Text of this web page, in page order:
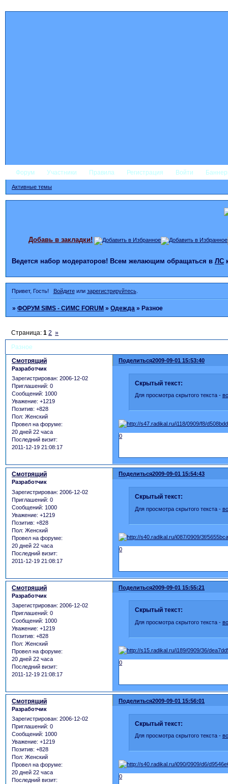
Форум Участники Правила Регистрация Войти
Активные темы
Добавь в закладки!
Ведется набор модераторов! Всем желающим обращаться в ЛС
Привет, Гость! Войдитеили зарегистрируйтесь.
»ФОРУМ SIMS - СИМС FORUM »Одежда »Разное
Разное
Страница:1 2 »
Поделиться2009-09-01 15:53:40
Смотрящий
Разработчик
Зарегистрирован: 2006-12-02
Приглашений: 0
Сообщений: 1000
Уважение: +1219
Позитив: +828
Пол: Женский
Провел на форуме:
20 дней 22 часа
Последний визит:
2011-12-19 21:08:17
Скрытый текст:
Для просмотра скрытого текста -
0
Поделиться2009-09-01 15:54:43
Смотрящий
Разработчик
Зарегистрирован: 2006-12-02
Приглашений: 0
Сообщений: 1000
Уважение: +1219
Позитив: +828
Пол: Женский
Провел на форуме:
20 дней 22 часа
Последний визит:
2011-12-19 21:08:17
Скрытый текст:
Для просмотра скрытого текста -
0
Поделиться2009-09-01 15:55:21
Смотрящий
Разработчик
Зарегистрирован: 2006-12-02
Приглашений: 0
Сообщений: 1000
Уважение: +1219
Позитив: +828
Пол: Женский
Провел на форуме:
20 дней 22 часа
Последний визит:
2011-12-19 21:08:17
Скрытый текст:
Для просмотра скрытого текста -
0
Поделиться2009-09-01 15:56:01
Смотрящий
Разработчик
Зарегистрирован: 2006-12-02
Приглашений: 0
Сообщений: 1000
Уважение: +1219
Позитив: +828
Пол: Женский
Провел на форуме:
20 дней 22 часа
Последний визит:
Скрытый текст:
Для просмотра скрытого текста -
0